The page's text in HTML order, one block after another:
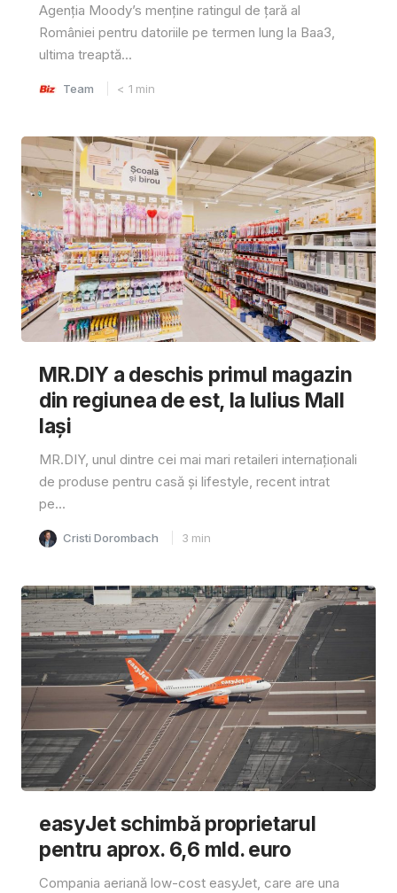
Agenția Moody’s menține ratingul de țară al
României pentru datoriile pe termen lung la Baa3,
ultima treaptă...
Team < 1 min
MR.DIY a deschis primul magazin
din regiunea de est, la Iulius Mall
Iași
MR.DIY, unul dintre cei mai mari retaileri internaționali
de produse pentru casă și lifestyle, recent intrat
pe...
Cristi Dorombach 3 min
easyJet schimbă proprietarul
pentru aprox. 6,6 mld. euro
Compania aeriană low-cost easyJet, care are una